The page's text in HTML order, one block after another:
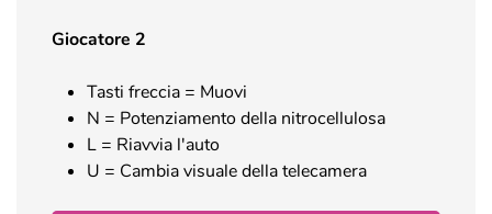
Giocatore 2
Tasti freccia = Muovi
N = Potenziamento della nitrocellulosa
L = Riavvia l'auto
U = Cambia visuale della telecamera